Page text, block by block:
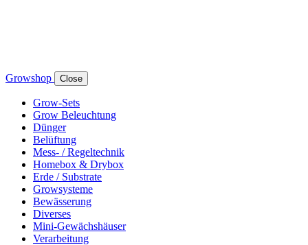
Growshop Close
Grow-Sets
Grow Beleuchtung
Dünger
Belüftung
Mess- / Regeltechnik
Homebox & Drybox
Erde / Substrate
Growsysteme
Bewässerung
Diverses
Mini-Gewächshäuser
Verarbeitung